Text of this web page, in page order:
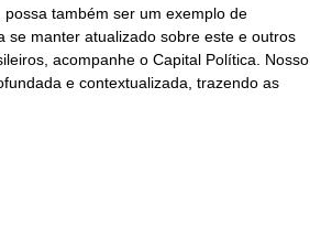
também ser um exemplo de
se manter atualizado sobre este e outros
acompanhe o Capital Política. Nosso
e contextualizada, trazendo as